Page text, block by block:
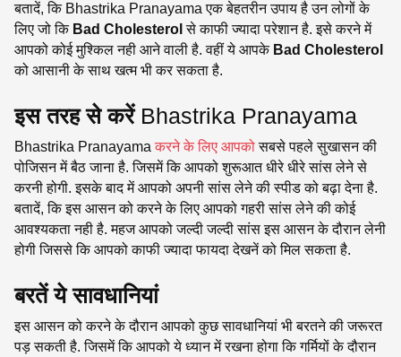
बतादें, कि Bhastrika Pranayama एक बेहतरीन उपाय है उन लोगों के
लिए जो कि Bad Cholesterol से काफी ज्यादा परेशान है. इसे करने में
आपको कोई मुश्किल नही आने वाली है. वहीं ये आपके Bad Cholesterol
को आसानी के साथ खत्म भी कर सकता है.
इस तरह से करें Bhastrika Pranayama
Bhastrika Pranayamaकरने के लिए आपकोसबसे पहले सुखासन की
पोजिसन में बैठ जाना है. जिसमें कि आपको शुरूआत धीरे धीरे सांस लेने से
करनी होगी. इसके बाद में आपको अपनी सांस लेने की स्पीड को बढ़ा देना है.
बतादें, कि इस आसन को करने के लिए आपको गहरी सांस लेने की कोई
आवश्यकता नही है. महज आपको जल्दी जल्दी सांस इस आसन के दौरान लेनी
होगी जिससे कि आपको काफी ज्यादा फायदा देखनें को मिल सकता है.
बरतें ये सावधानियां
इस आसन को करने के दौरान आपको कुछ सावधानियां भी बरतने की जरूरत
पड़ सकती है. जिसमें कि आपको ये ध्यान में रखना होगा कि गर्मियों के दौरान